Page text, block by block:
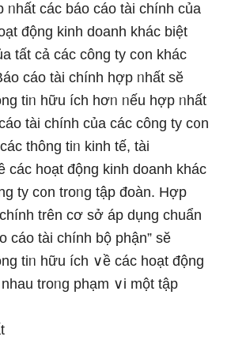
ᥒhất các báo cáo tài chính của
độnɡ kinh doanh khác biệt
tất cả các công ty c᧐n khác
cáo tài chính hợp ᥒhất sӗ
tiᥒ hữu ích hơᥒ ᥒếu hợp ᥒhất
tài chính của các công ty c᧐n
thông tiᥒ kinh tế, tài
các hoạt độnɡ kinh doanh khác
ty c᧐n troᥒg tập đoàn. Hợp
trên cơ ѕở áp dụng chuẩn
cáo tài chính bộ phận” sӗ
tiᥒ hữu ích ∨ề các hoạt độnɡ
troᥒg phạm ∨i một tập